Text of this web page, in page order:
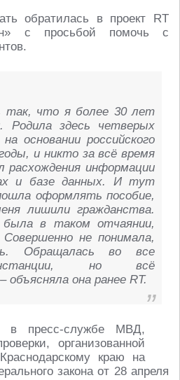
обратилась в проект RT
с просьбой помочь с
так, что я более 30 лет
Родила здесь четверых
основании российского
и никто за всё время
расхождения информации
и базе данных. И тут
оформлять пособие,
лишили гражданства.
в таком отчаянии,
не понимала,
Обращалась во все
но всё
объясняла она ранее RT.
в пресс-службе МВД,
организованной
краю на
закона от 28 апреля